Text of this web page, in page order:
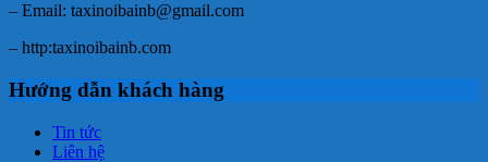
– Email: taxinoibainb@gmail.com
– http:taxinoibainb.com
Hướng dẫn khách hàng
Tin tức
Liên hệ